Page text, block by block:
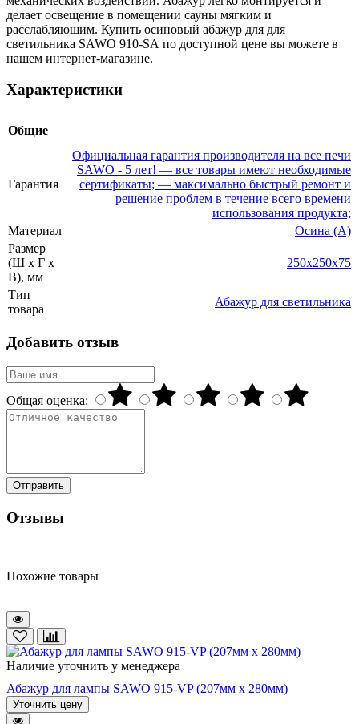
делает освещение в помещении сауны мягким и
расслабляющим. Купить осиновый абажур для для
светильника SAWO 910-SА по доступной цене вы можете в
нашем интернет-магазине.
Характеристики
Общие
Гарантия
Официальная гарантия производителя на все печи
SAWO - 5 лет! — все товары имеют необходимые
сертификаты; — максимально быстрый ремонт и
решение проблем в течение всего времени
использования продукта;
Материал
Осина (A)
Размер
(Ш x Г x
В), мм
250x250x75
Тип
товара
Абажур для светильника
Добавить отзыв
Общая оценка:
Отправить
Отзывы
Похожие товары
Наличие уточнить у менеджера
Абажур для лампы SAWO 915-VP (207мм х 280мм)
Уточнить цену